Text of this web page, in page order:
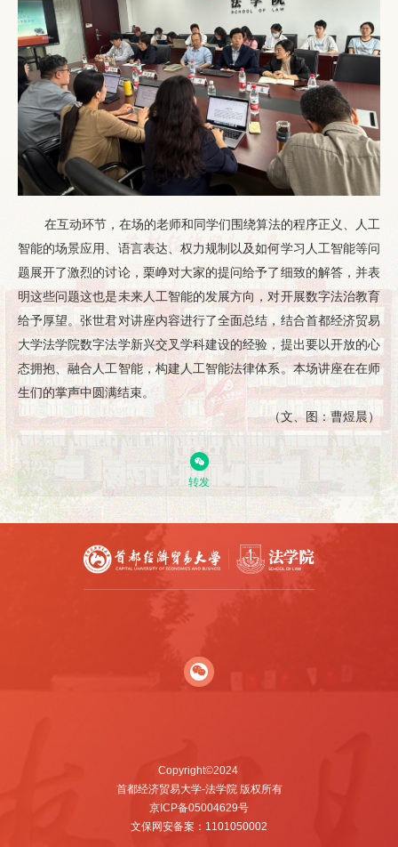
在互动环节，在场的老师和同学们围绕算法的程序正义、人工
智能的场景应用、语言表达、权力规制以及如何学习人工智能等问
题展开了激烈的讨论，栗峥对大家的提问给予了细致的解答，并表
明这些问题这也是未来人工智能的发展方向，对开展数字法治教育
给予厚望。张世君对讲座内容进行了全面总结，结合首都经济贸易
大学法学院数字法学新兴交叉学科建设的经验，提出要以开放的心
态拥抱、融合人工智能，构建人工智能法律体系。本场讲座在在师
生们的掌声中圆满结束。
（文、图：曹煜晨）
转发
Copyright©2024
首都经济贸易大学-法学院 版权所有
京ICP备05004629号
文保网安备案：1101050002